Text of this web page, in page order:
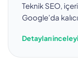
Teknik SEO,
Google’da
Detayları